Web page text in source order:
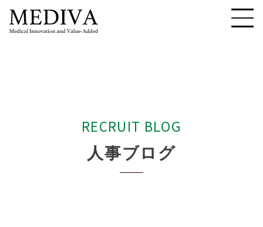
RECRUIT BLOG
人事ブロ グ